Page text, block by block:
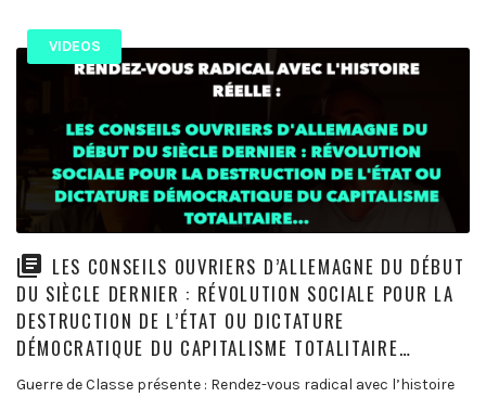
VIDEOS
LES CONSEILS OUVRIERS D’ALLEMAGNE DU DÉBUT
DU SIÈCLE DERNIER : RÉVOLUTION SOCIALE POUR LA
DESTRUCTION DE L’ÉTAT OU DICTATURE
DÉMOCRATIQUE DU CAPITALISME TOTALITAIRE…
Guerre de Classe présente : Rendez-vous radical avec l’histoire